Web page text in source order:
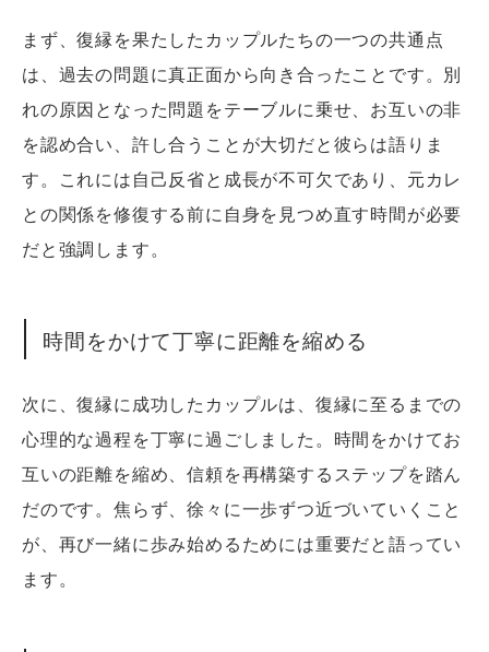
まず、復縁を果たしたカップルたちの一つの共通点
は、過去の問題に真正面から向き合ったことです。別
れの原因となった問題をテーブルに乗せ、お互いの非
を認め合い、許し合うことが大切だと彼らは語りま
す。これには自己反省と成長が不可欠であり、元カレ
との関係を修復する前に自身を見つめ直す時間が必要
だと強調します。
時間をかけて丁寧に距離を縮める
次に、復縁に成功したカップルは、復縁に至るまでの
心理的な過程を丁寧に過ごしました。時間をかけてお
互いの距離を縮め、信頼を再構築するステップを踏ん
だのです。焦らず、徐々に一歩ずつ近づいていくこと
が、再び一緒に歩み始めるためには重要だと語ってい
ます。